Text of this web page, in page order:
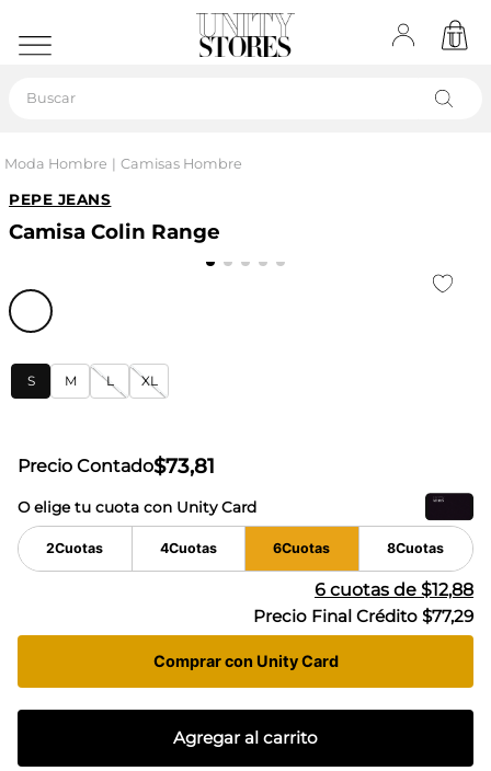
Moda Hombre Camisas Hombre
PEPE JEANS
Camisa Colin Range
S M L XL
Precio Contado$73,81
O elige tu cuota con Unity Card
2Cuotas 4Cuotas 6Cuotas 8Cuotas
6 cuotas de $12,88
Precio Final Crédito $77,29
Comprar con Unity Card
Agregar al carrito